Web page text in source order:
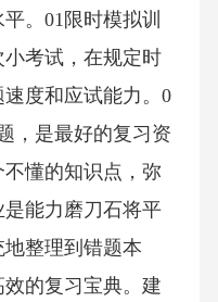
。01限时模拟训
考试，在规定时
度和应试能力。0
，是最好的复习资
懂的知识点，弥
能力磨刀石将平
整理到错题本
的复习宝典。建